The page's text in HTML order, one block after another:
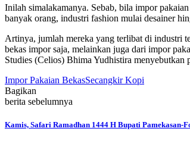
Inilah simalakamanya. Sebab, bila impor
banyak orang, industri fashion mulai desainer
Artinya, jumlah mereka yang terlibat di industri
bekas impor saja, melainkan juga dari impor
Studies (Celios) Bhima Yudhistira
Impor Pakaian BekasSecangkir Kopi
Bagikan
berita sebelumnya
Kamis, Safari Ramadhan 1444 H Bupati Pamekasan-